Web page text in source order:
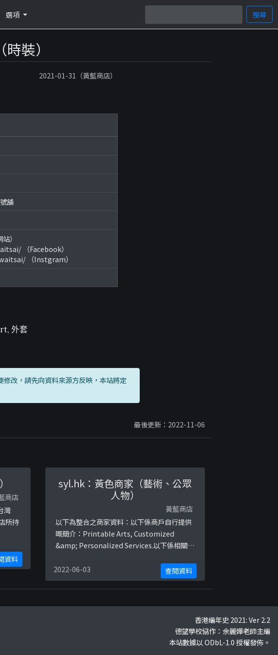
選項 搜尋
裝）
2021-01-31（黃藍商店）
舖
）
（Facebook）
（Instgram）
外套
改，請先向資料來源方反映，本站將定
最後更新：2022-11-06
商店
灣
所持
資料
syl.hk：黃色商家（藝術、公眾
人物）
黃藍商店
以下為整合之商家資料：以下係商戶自行提供
嘅簡介：Printable Arts, Customized
&amp; Personalized Services.以下係相關證
https://www.facebook.com/syldesigns/p
hotos/a.2021756238063745/23028256832
90131https://www.facebook.com/syldesi
2022-06-03 查閱資料
香港編年史 2021: Ver 2.2
德望學校協作：余麗嬋老師主編
本站數據以 ODbL-1.0 授權發佈。